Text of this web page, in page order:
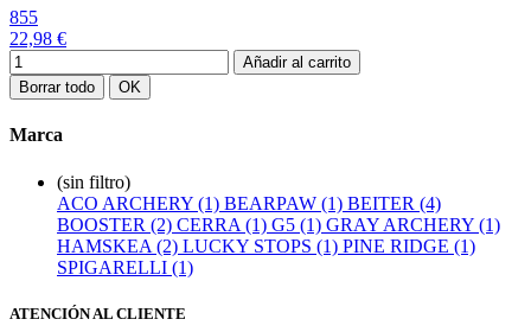
855
22,98 €
Añadir al carrito
Borrar todo
OK
Marca
(sin filtro)
ACO ARCHERY (1) BEARPAW (1) BEITER (4)
BOOSTER (2) CERRA (1) G5 (1) GRAY ARCHERY (1)
HAMSKEA (2) LUCKY STOPS (1) PINE RIDGE (1)
SPIGARELLI (1)
ATENCIÓN AL CLIENTE